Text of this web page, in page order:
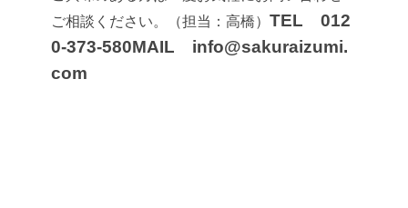
ご相談ください。（担当：高橋） TEL 012
0‐373‐580MAIL info@sakuraizumi.
com